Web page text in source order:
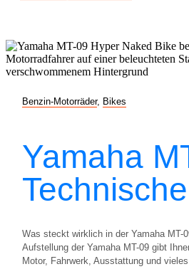
Benzin-Motorräder, Bikes
Yamaha
Was steckt wirklich in der Yamaha MT-
Aufstellung der Yamaha MT-09 gibt
Motor, Fahrwerk, Ausstattung und vieles